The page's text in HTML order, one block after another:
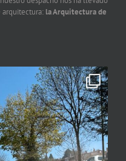
la Arquitectura de